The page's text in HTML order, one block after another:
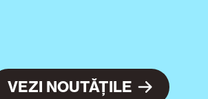
VEZI NOUTĂȚILE